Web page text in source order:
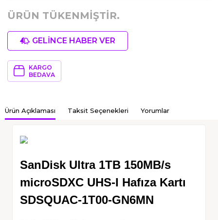
ÜRÜN TÜKENMİŞTİR.
GELİNCE HABER VER
KARGO
BEDAVA
Ürün Açıklaması Taksit Seçenekleri Yorumlar
SanDisk Ultra 1TB 150MB/s
microSDXC UHS-I Hafıza Kartı
SDSQUAC-1T00-GN6MN